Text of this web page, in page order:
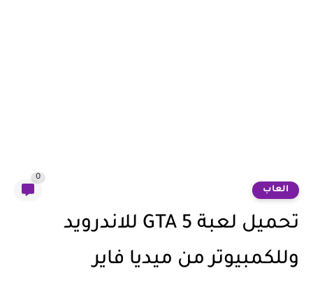
العاب
0
تحميل لعبة GTA 5 للاندرويد
وللكمبيوتر من ميديا فاير